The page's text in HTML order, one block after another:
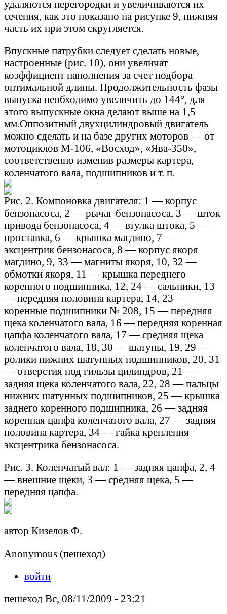
удаляются перегородки и увеличиваются их
сечения, как это показано на рисунке 9, нижняя
часть их при этом скругляется.
Впускные патрубки следует сделать новые,
настроенные (рис. 10), они увеличат
коэффициент наполнения за счет подбора
оптимальной длины. Продолжительность фазы
выпуска необходимо увеличить до 144°, для
этого выпускные окна делают выше на 1,5
мм.Оппозитный двухцилиндровый двигатель
можно сделать и на базе других моторов — от
мотоциклов М-106, «Восход», «Ява-350»,
соответственно изменив размеры картера,
коленчатого вала, подшипников и т. п.
Рис. 2. Компоновка двигателя: 1 — корпус
бензонасоса, 2 — рычаг бензонасоса, 3 — шток
привода бензонасоса, 4 — втулка штока, 5 —
проставка, 6 — крышка магдино, 7 —
эксцентрик бензонасоса, 8 — корпус якоря
магдино, 9, 33 — магниты якоря, 10, 32 —
обмотки якоря, 11 — крышка переднего
коренного подшипника, 12, 24 — сальники, 13
— передняя половина картера, 14, 23 —
коренные подшипники № 208, 15 — передняя
щека коленчатого вала, 16 — передняя коренная
цапфа коленчатого вала, 17 — средняя щека
коленчатого вала, 18, 30 — шатуны, 19, 29 —
ролики нижних шатунных подшипников, 20, 31
— отверстия под гильзы цилиндров, 21 —
задняя щека коленчатого вала, 22, 28 — пальцы
нижних шатунных подшипников, 25 — крышка
заднего коренного подшипника, 26 — задняя
коренная цапфа коленчатого вала, 27 — задняя
половина картера, 34 — гайка крепления
эксцентрика бензонасоса.
Рис. 3. Коленчатый вал: 1 — задняя цапфа, 2, 4
— внешние щеки, 3 — средняя щека, 5 —
передняя цапфа.
автор Кизелов Ф.
Anonymous (пешеход)
войти
пешеход Вс, 08/11/2009 - 23:21